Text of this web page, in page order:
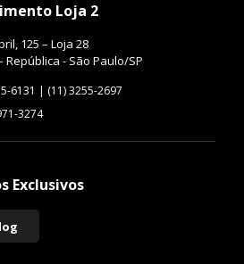
Loja 2
125 – Loja 28
República - São Paulo/SP
6131 | (11) 3255-2697
3274
Exclusivos